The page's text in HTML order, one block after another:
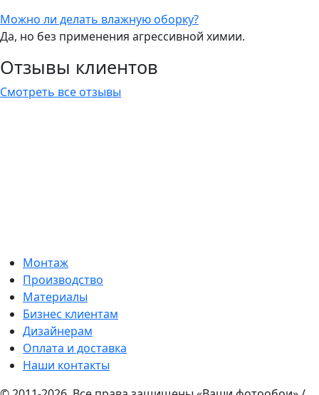
Можно ли делать влажную оборку?
Да, но без применения агрессивной химии.
Отзывы клиентов
Смотреть все отзывы
Монтаж
Производство
Материалы
Бизнес клиентам
Дизайнерам
Оплата и доставка
Наши контакты